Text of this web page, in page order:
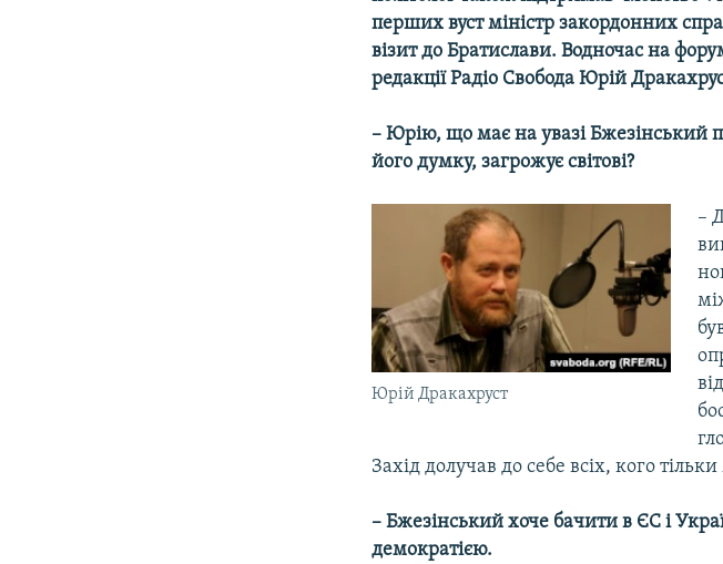
перших вуст міністр закордонних
візит до Братислави. Водночас на
редакції Радіо Свобода Юрій
– Юрію, що має на увазі Бжезінський
його думку, загрожує світові?
Юрій Дракахруст
–
Захід долучав до себе всіх, кого
– Бжезінський хоче бачити в ЄС і
демократією.